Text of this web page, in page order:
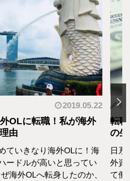
2019.05.22
OLに転職！私が海外
由
ていきなり海外OLに！海
ードルが高いと思ってい
海外OLへ転身したのか、
羽
転
の
日
外資
て働